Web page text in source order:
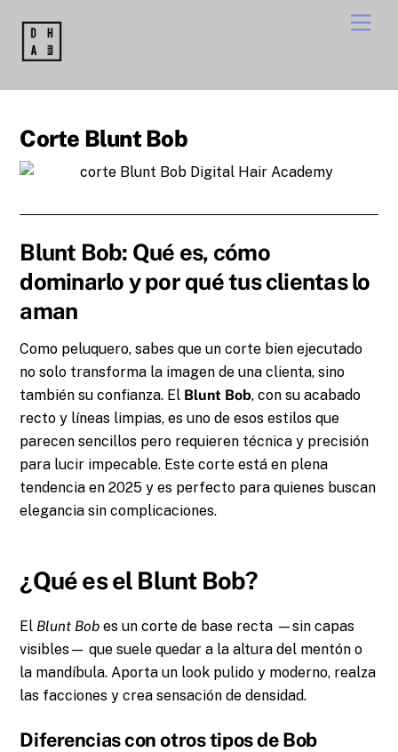
content
Corte Blunt Bob
Blunt Bob: Qué es, cómo
dominarlo y por qué tus clientas lo
aman
Como peluquero, sabes que un corte bien ejecutado
no solo transforma la imagen de una clienta, sino
también su confianza. El Blunt Bob, con su acabado
recto y líneas limpias, es uno de esos estilos que
parecen sencillos pero requieren técnica y precisión
para lucir impecable. Este corte está en plena
tendencia en 2025 y es perfecto para quienes buscan
elegancia sin complicaciones.
¿Qué es el Blunt Bob?
El Blunt Bob es un corte de base recta —sin capas
visibles— que suele quedar a la altura del mentón o
la mandíbula. Aporta un look pulido y moderno, realza
las facciones y crea sensación de densidad.
Diferencias con otros tipos de Bob